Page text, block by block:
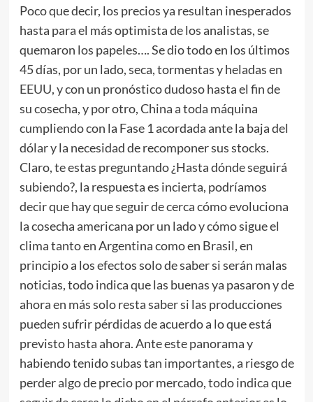
Poco que decir, los precios ya resultan inesperados
hasta para el más optimista de los analistas, se
quemaron los papeles…. Se dio todo en los últimos
45 días, por un lado, seca, tormentas y heladas en
EEUU, y con un pronóstico dudoso hasta el fin de
su cosecha, y por otro, China a toda máquina
cumpliendo con la Fase 1 acordada ante la baja del
dólar y la necesidad de recomponer sus stocks.
Claro, te estas preguntando ¿Hasta dónde seguirá
subiendo?, la respuesta es incierta, podríamos
decir que hay que seguir de cerca cómo evoluciona
la cosecha americana por un lado y cómo sigue el
clima tanto en Argentina como en Brasil, en
principio a los efectos solo de saber si serán malas
noticias, todo indica que las buenas ya pasaron y de
ahora en más solo resta saber si las producciones
pueden sufrir pérdidas de acuerdo a lo que está
previsto hasta ahora. Ante este panorama y
habiendo tenido subas tan importantes, a riesgo de
perder algo de precio por mercado, todo indica que